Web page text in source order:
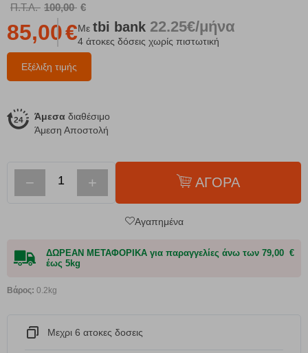
Π.Τ.Λ. 100,00 €
Εξέλιξη τιμής
85,00€Με tbi bank 22.25€/μήνα
4 άτοκες δόσεις χωρίς πιστωτική
Άμεσα διαθέσιμο
Άμεση Αποστολή
− + ΑΓΟΡΑ
Αγαπημένα
ΔΩΡΕΑΝ ΜΕΤΑΦΟΡΙΚΑ για παραγγελίες άνω των 79,00 €
έως 5kg
Βάρος: 0.2kg
Μεχρι 6 ατοκες δοσεις